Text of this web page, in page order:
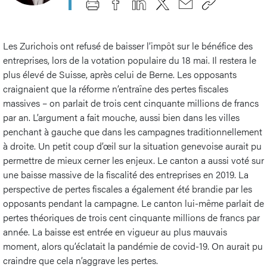
Les Zurichois ont refusé de baisser l’impôt sur le bénéfice des
entreprises, lors de la votation populaire du 18 mai. Il restera le
plus élevé de Suisse, après celui de Berne. Les opposants
craignaient que la réforme n’entraîne des pertes fiscales
massives – on parlait de trois cent cinquante millions de francs
par an. L’argument a fait mouche, aussi bien dans les villes
penchant à gauche que dans les campagnes traditionnellement
à droite. Un petit coup d’œil sur la situation genevoise aurait pu
permettre de mieux cerner les enjeux. Le canton a aussi voté sur
une baisse massive de la fiscalité des entreprises en 2019. La
perspective de pertes fiscales a également été brandie par les
opposants pendant la campagne. Le canton lui-même parlait de
pertes théoriques de trois cent cinquante millions de francs par
année. La baisse est entrée en vigueur au plus mauvais
moment, alors qu’éclatait la pandémie de covid-19. On aurait pu
craindre que cela n’aggrave les pertes.